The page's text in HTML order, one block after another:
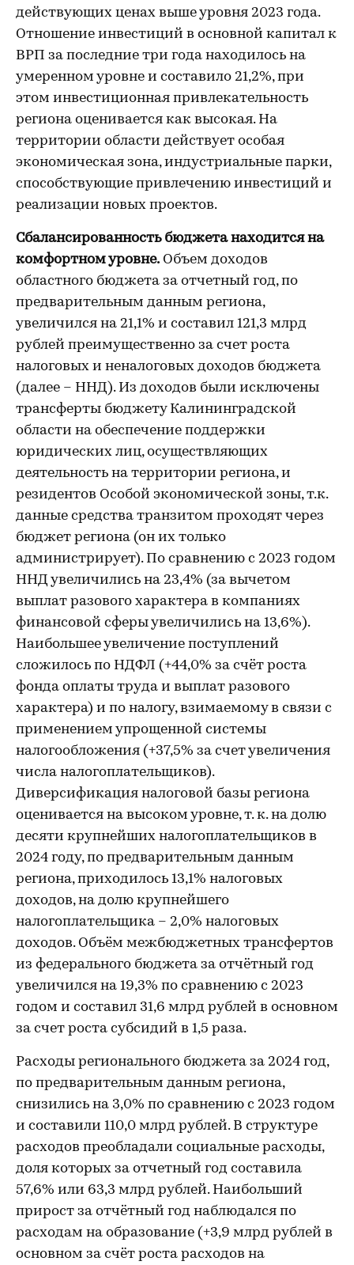
действующих ценах выше уровня 2023 года.
Отношение инвестиций в основной капитал к
ВРП за последние три года находилось на
умеренном уровне и составило 21,2%, при
этом инвестиционная привлекательность
региона оценивается как высокая. На
территории области действует особая
экономическая зона,индустриальные парки,
способствующие привлечению инвестиций и
реализации новых проектов.
Сбалансированность бюджетанаходитсяна
комфортном уровне. Объем доходов
областного бюджета за отчетный год, по
предварительным данным региона,
увеличился на 21,1% и составил 121,3 млрд
рублей преимущественно за счет роста
налоговых и неналоговых доходов бюджета
(далее – ННД). Из доходов были исключены
трансферты бюджету Калининградской
области на обеспечение поддержки
юридических лиц, осуществляющих
деятельность на территории региона, и
резидентов Особой экономической зоны, т.к.
данные средства транзитом проходят через
бюджет региона (он их только
администрирует). По сравнению с 2023 годом
ННД увеличились на 23,4% (за вычетом
выплат разового характера в компаниях
финансовой сферы увеличились на 13,6%).
Наибольшее увеличение поступлений
сложилось по НДФЛ (+44,0% за счёт роста
фонда оплаты труда и выплат разового
характера) и по налогу, взимаемому в связи с
применением упрощенной системы
налогообложения (+37,5% за счет увеличения
числа налогоплательщиков).
Диверсификация налоговой базы региона
оценивается на высоком уровне, т. к. на долю
десяти крупнейших налогоплательщиков в
2024 году, по предварительным данным
региона, приходилось 13,1% налоговых
доходов, на долю крупнейшего
налогоплательщика – 2,0% налоговых
доходов. Объём межбюджетных трансфертов
из федерального бюджета за отчётный год
увеличился на 19,3% по сравнению с 2023
годом и составил 31,6 млрд рублей в основном
за счет роста субсидий в 1,5 раза.
Расходы регионального бюджета за 2024 год,
по предварительным данным региона,
снизились на 3,0% по сравнению с 2023 годом
и составили 110,0 млрд рублей. В структуре
расходов преобладали социальные расходы,
доля которых за отчетный год составила
57,6% или 63,3 млрд рублей. Наибольший
прирост за отчётный год наблюдался по
расходам на образование (+3,9 млрд рублей в
основном за счёт роста расходов на